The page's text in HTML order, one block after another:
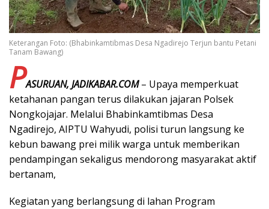
Keterangan Foto: (Bhabinkamtibmas Desa Ngadirejo Terjun bantu Petani
Tanam Bawang)
PASURUAN, JADIKABAR.COM– Upaya memperkuat
ketahanan pangan terus dilakukan jajaran Polsek
Nongkojajar. Melalui Bhabinkamtibmas Desa
Ngadirejo, AIPTU Wahyudi, polisi turun langsung ke
kebun bawang prei milik warga untuk memberikan
pendampingan sekaligus mendorong masyarakat aktif
bertanam,
Kegiatan yang berlangsung di lahan Program